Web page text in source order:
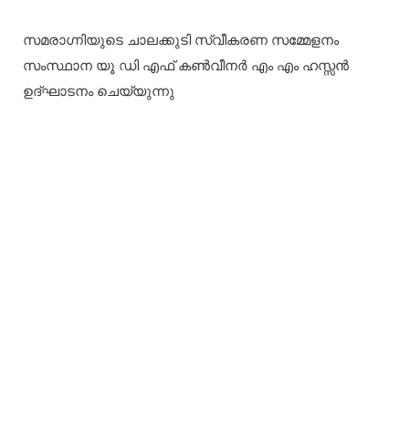
സമരാഗ്നിയുടെ ചാലക്കുടി സ്വീകരണ സമ്മേളനം
സംസ്ഥാന യൂ ഡി എഫ് കൺവീനർ എം എം ഹസ്സൻ
ഉദ്ഘാടനം ചെയ്യുന്നു